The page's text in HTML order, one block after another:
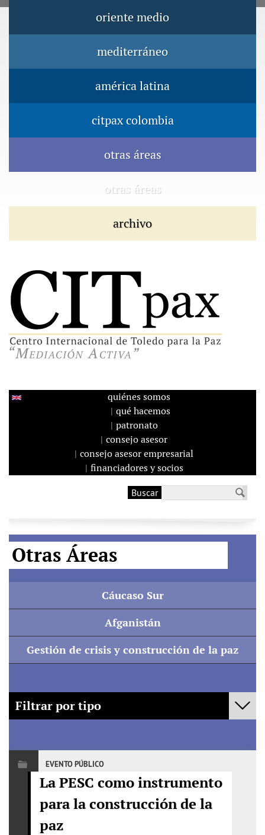
Jump to navigation
Menú principal
oriente medio
mediterráneo
américa latina
citpax colombia
otras áreas
otras áreas
archivo
quiénes somos
qué hacemos
patronato
consejo asesor
consejo asesor empresarial
financiadores y socios
búsqueda
Buscar
Otras Áreas
Mostrar
Cáucaso Sur
Mostrar
Afganistán
Mostrar
Gestión de crisis y construcción de la paz
Filtrar por tipo
Policy Fora
Mediación
Evento Público
EVENTO PÚBLICO
La PESC como instrumento
para la construcción de la
paz